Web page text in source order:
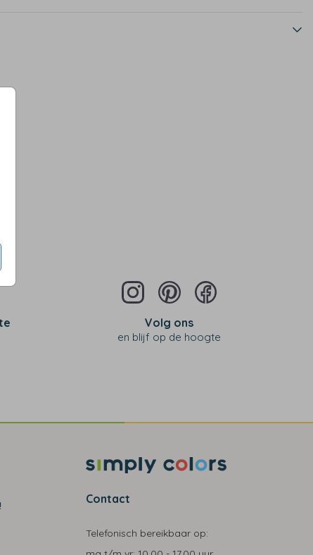
Volg ons
en blijf op de hoogte
Contact
Telefonisch bereikbaar op: